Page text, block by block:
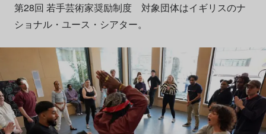
第28回 若手芸術家奨励制度 対象団体はイギリスのナ
ショナル・ユース・シアター。